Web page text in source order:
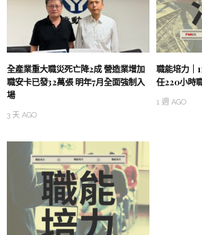
全產業重大職災死亡降2成 營造業增加
職安卡已發32萬張 明年7月全面強制入
場
3 天 AGO
職能培力｜
任220小時
1 週 AGO